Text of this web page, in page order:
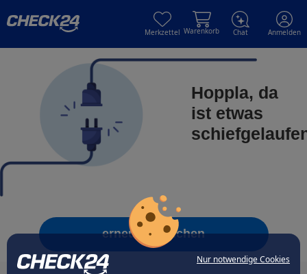
Nur notwendige Cookies
Merkzettel Warenkorb Chat Anmelden
Hoppla, da
ist etwas
erneut versuchen